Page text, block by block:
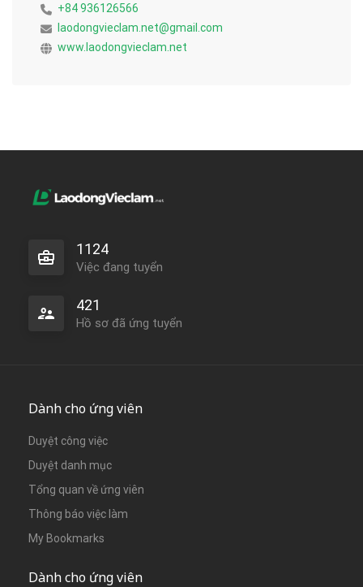
+84 936126566
laodongvieclam.net@gmail.com
www.laodongvieclam.net
1124
Việc đang tuyển
421
Hồ sơ đã ứng tuyển
Dành cho ứng viên
Duyệt công việc
Duyệt danh mục
Tổng quan về ứng viên
Thông báo việc làm
My Bookmarks
Dành cho ứng viên